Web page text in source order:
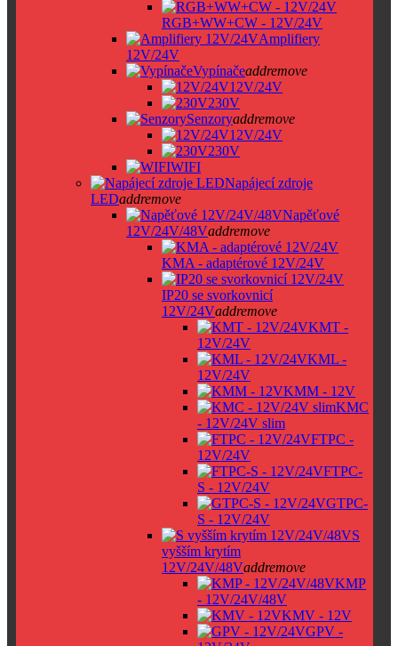
RGB+WW+CW - 12V/24V
Amplifiery
12V/24V
Vypínačeaddremove
12V/24V
230V
Senzoryaddremove
12V/24V
230V
WIFI
Napájecí zdroje
LEDaddremove
Napěťové
12V/24V/48Vaddremove
KMA - adaptérové 12V/24V
IP20 se svorkovnicí
12V/24Vaddremove
KMT -
12V/24V
KML -
12V/24V
KMM - 12V
KMC
- 12V/24V slim
FTPC -
12V/24V
FTPC-
S - 12V/24V
GTPC-
S - 12V/24V
S
vyšším krytím
12V/24V/48Vaddremove
KMP
- 12V/24V/48V
KMV - 12V
GPV -